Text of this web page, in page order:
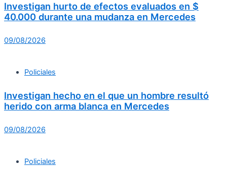
Investigan hurto de efectos evaluados en $
40.000 durante una mudanza en Mercedes
09/08/2026
Policiales
Investigan hecho en el que un hombre resultó
herido con arma blanca en Mercedes
09/08/2026
Policiales